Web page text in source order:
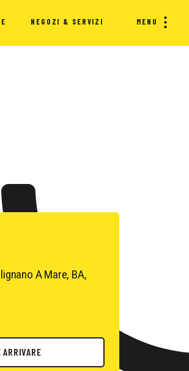
NEGOZI & SERVIZI MENU
A Mare, BA,
ARRIVARE